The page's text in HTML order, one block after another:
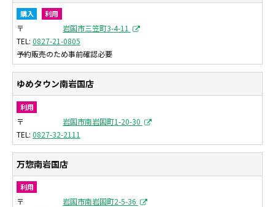
購入 利用
〒
岩国市三笠町3-4-11
0827-21-0805
予約販売のため事前確認必要
ゆめタウン南岩国店
利用
〒
岩国市南岩国町1-20-30
0827-32-2111
万惣南岩国店
利用
〒
岩国市南岩国町2-5-36